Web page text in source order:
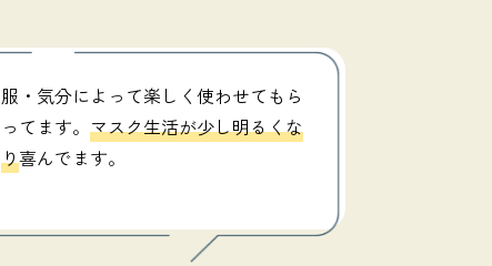
服・気分によって楽しく使わせてもら
ってます。 マスク生活が少し明るくな
り喜んでます。